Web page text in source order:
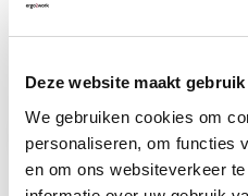
Deze website maakt
We gebruiken cookies om
personaliseren, om functies
en om ons websiteverkeer